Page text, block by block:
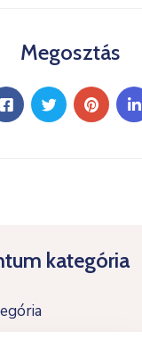
kategória
Megosztás